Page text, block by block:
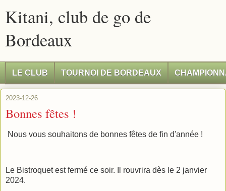
Kitani, club de go de
Bordeaux
LE CLUB TOURNOI DE BORDEAUX
2023-12-26
Bonnes fêtes !
Nous vous souhaitons de bonnes fêtes de fin d'année !
Le Bistroquet est fermé ce soir. Il rouvrira dès le 2 janvier
2024.